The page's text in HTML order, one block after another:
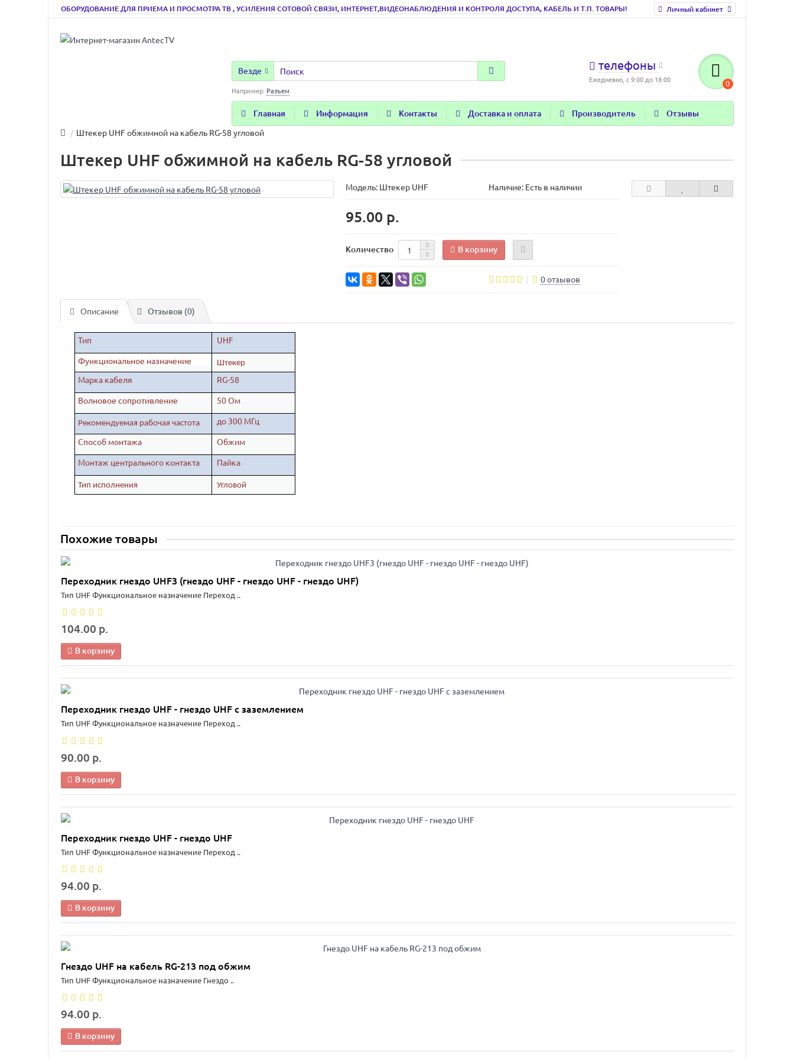
Личный кабинет
ОБОРУДОВАНИЕ ДЛЯ ПРИЕМА И ПРОСМОТРА ТВ , УСИЛЕНИЯ СОТОВОЙ СВЯЗИ, ИНТЕРНЕТ,ВИДЕОНАБЛЮДЕНИЯ И КОНТРОЛЯ ДОСТУПА, КАБЕЛЬ И Т.П. ТОВАРЫ!
телефоны
Ежедневно, с 9:00 до 18:00 0
Везде
Например: Разъем
Главная Информация Контакты Доставка и оплата Производитель Отзывы
Штекер UHF обжимной на кабель RG-58 угловой
Штекер UHF обжимной на кабель RG-58 угловой
Модель: Штекер UHF Наличие: Есть в наличии
95.00 р.
Количество В корзину
0 отзывов
Описание Отзывов (0)
Тип
UHF
Функциональное назначение
Штекер
Марка кабеля
RG-58
Волновое сопротивление
50 Ом
Рекомендуемая рабочая частота
до 300 МГц
Способ монтажа
Обжим
Монтаж центрального контакта
Пайка
Тип исполнения Угловой
Похожие товары
Переходник гнездо UHF3 (гнездо UHF - гнездо UHF - гнездо UHF)
Тип UHF Функциональное назначение Переход ..
104.00 р.
В корзину
Переходник гнездо UHF - гнездо UHF с заземлением
Тип UHF Функциональное назначение Переход ..
90.00 р.
В корзину
Переходник гнездо UHF - гнездо UHF
Тип UHF Функциональное назначение Переход ..
94.00 р.
В корзину
Гнездо UHF на кабель RG-213 под обжим
Тип UHF Функциональное назначение Гнездо ..
94.00 р.
В корзину